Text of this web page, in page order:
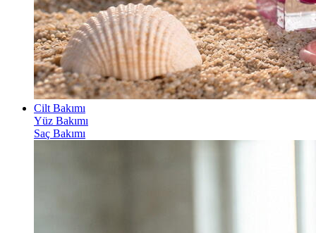
Cilt Bakımı
Yüz Bakımı
Saç Bakımı